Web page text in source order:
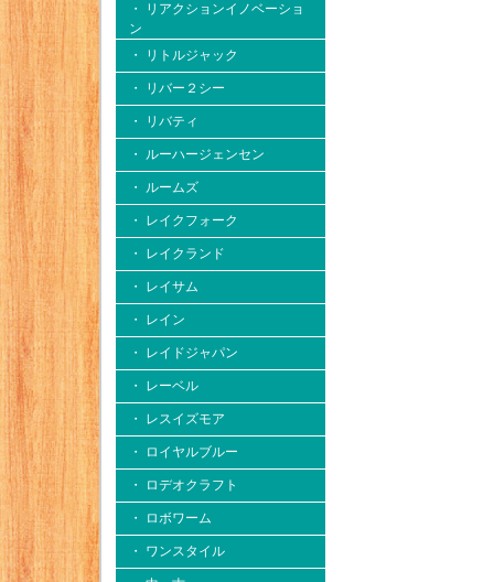
・ リアクションイノベーショ
ン
・ リトルジャック
・ リバー２シー
・ リバティ
・ ルーハージェンセン
・ ルームズ
・ レイクフォーク
・ レイクランド
・ レイサム
・ レイン
・ レイドジャパン
・ レーベル
・ レスイズモア
・ ロイヤルブルー
・ ロデオクラフト
・ ロボワーム
・ ワンスタイル